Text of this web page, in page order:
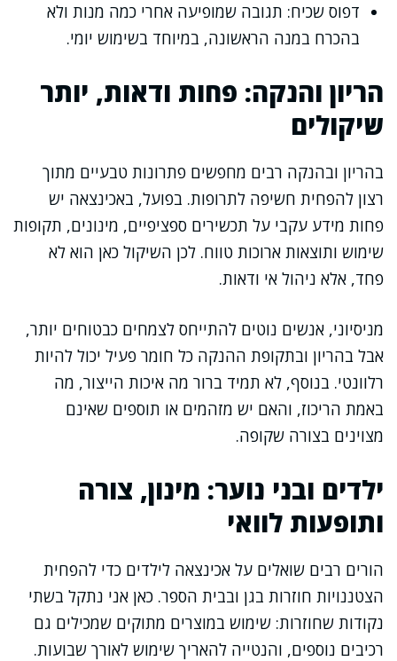
דפוס שכיח: תגובה שמופיעה אחרי כמה מנות ולא
בהכרח במנה הראשונה, במיוחד בשימוש יומי.
הריון והנקה: פחות ודאות, יותר
שיקולים
בהריון ובהנקה רבים מחפשים פתרונות טבעיים מתוך
רצון להפחית חשיפה לתרופות. בפועל, באכינצאה יש
פחות מידע עקבי על תכשירים ספציפיים, מינונים, תקופות
שימוש ותוצאות ארוכות טווח. לכן השיקול כאן הוא לא
פחד, אלא ניהול אי ודאות.
מניסיוני, אנשים נוטים להתייחס לצמחים כבטוחים יותר,
אבל בהריון ובתקופת ההנקה כל חומר פעיל יכול להיות
רלוונטי. בנוסף, לא תמיד ברור מה איכות הייצור, מה
באמת הריכוז, והאם יש מזהמים או תוספים שאינם
מצוינים בצורה שקופה.
ילדים ובני נוער: מינון, צורה
ותופעות לוואי
הורים רבים שואלים על אכינצאה לילדים כדי להפחית
הצטננויות חוזרות בגן ובבית הספר. כאן אני נתקל בשתי
נקודות שחוזרות: שימוש במוצרים מתוקים שמכילים גם
רכיבים נוספים, והנטייה להאריך שימוש לאורך שבועות.